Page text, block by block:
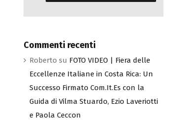
Commenti recenti
Roberto su FOTO VIDEO | Fiera delle
Eccellenze Italiane in Costa Rica: Un
Successo Firmato Com.It.Es con la
Guida di Vilma Stuardo, Ezio Laveriotti
e Paola Ceccon